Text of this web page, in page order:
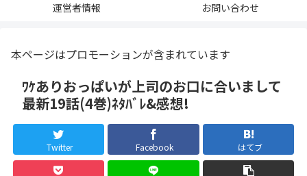
運営者情報
お問い合わせ
本ページはプロモーションが含まれています
ﾜｹありおっぱいが上司のお口に合いまして
最新19話(4巻)ﾈﾀﾊﾞﾚ&感想!
Twitter Facebook はてブ